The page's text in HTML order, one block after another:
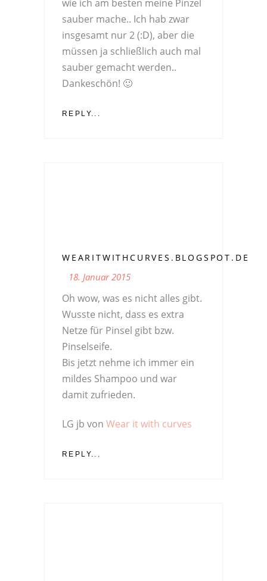
wie ich am besten meine Pinzel
sauber mache.. Ich hab zwar
insgesamt nur 2 (:D), aber die
müssen ja schließlich auch mal
sauber gemacht werden..
Dankeschön! 🙂
REPLY...
WEARITWITHCURVES.BLOGSPOT.DE
18. Januar 2015
Oh wow, was es nicht alles gibt.
Wusste nicht, dass es extra
Netze für Pinsel gibt bzw.
Pinselseife.
Bis jetzt nehme ich immer ein
mildes Shampoo und war
damit zufrieden.
LG jb von Wear it with curves
REPLY...